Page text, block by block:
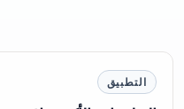
التطبيق